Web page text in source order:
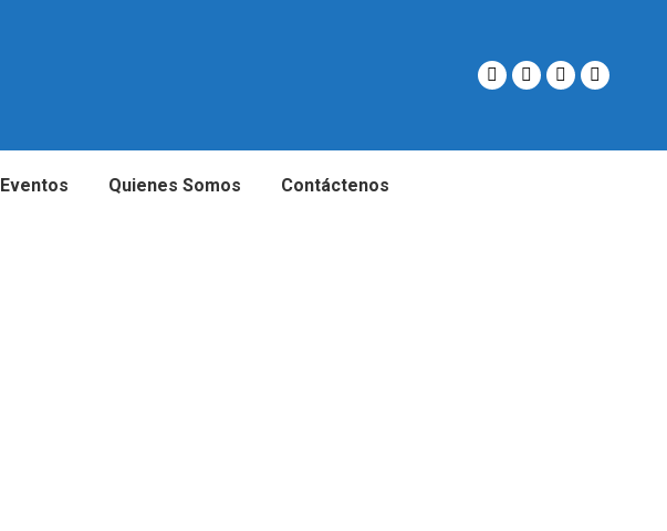
Eventos Quienes Somos Contáctenos